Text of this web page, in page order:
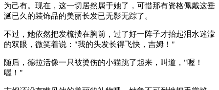
为己有。现在，这一切居然属于她了，可惜那有资格佩戴这垂
涎已久的装饰品的美丽长发已无影无踪了。
不过，她依然把发梳搂在胸前，过了好一阵子才抬起泪水迷濛
的双眼，微笑着说："我的头发长得飞快，吉姆！"
随后，德拉活像一只被烫伤的小猫跳了起来，叫道，"喔！
喔！"